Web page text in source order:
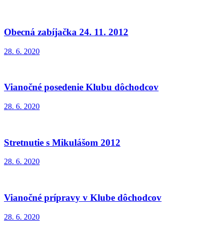
Obecná zabíjačka 24. 11. 2012
28. 6. 2020
Vianočné posedenie Klubu dôchodcov
28. 6. 2020
Stretnutie s Mikulášom 2012
28. 6. 2020
Vianočné prípravy v Klube dôchodcov
28. 6. 2020